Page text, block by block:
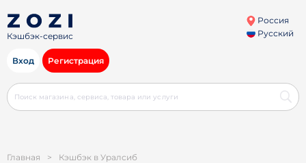
Кэшбэк-сервис
Россия
Русский
Вход Регистрация
Главная > Кэшбэк в Уралсиб